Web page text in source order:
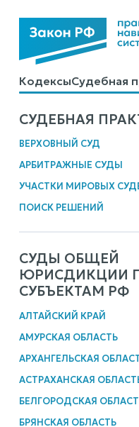
КодексыСудебная
Калькуляторы
СУДЕБНАЯ
ВЕРХОВНЫЙ СУД
АРБИТРАЖНЫЕ СУДЫ
УЧАСТКИ МИРОВЫХ
ПОИСК РЕШЕНИЙ
СУДЫ ОБЩЕЙ
ЮРИСДИКЦИИ
СУБЪЕКТАМ РФ
АЛТАЙСКИЙ КРАЙ
АМУРСКАЯ ОБЛАСТЬ
АРХАНГЕЛЬСКАЯ
АСТРАХАНСКАЯ
БЕЛГОРОДСКАЯ
БРЯНСКАЯ ОБЛАСТЬ